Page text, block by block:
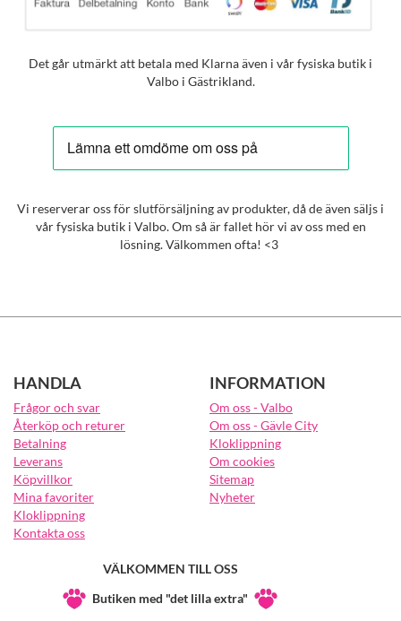
Det går utmärkt att betala med Klarna även i vår fysiska butik i
Valbo i Gästrikland.
Vi reserverar oss för slutförsäljning av produkter, då de även säljs i
vår fysiska butik i Valbo. Om så är fallet hör vi av oss med en
lösning. Välkommen ofta! <3
HANDLA
Frågor och svar
Återköp och returer
Betalning
Leverans
Köpvillkor
Mina favoriter
Kloklippning
Kontakta oss
INFORMATION
Om oss - Valbo
Om oss - Gävle City
Kloklippning
Om cookies
Sitemap
Nyheter
VÄLKOMMEN TILL OSS
Butiken med "det lilla extra"